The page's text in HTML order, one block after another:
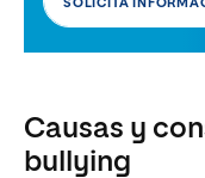
Causas y
bullying